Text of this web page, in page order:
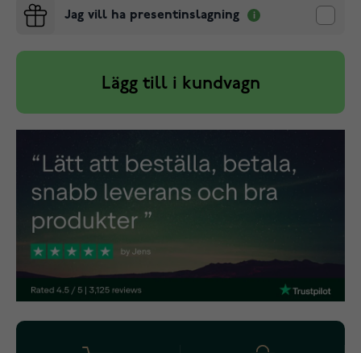
Jag vill ha presentinslagning
Lägg till i kundvagn